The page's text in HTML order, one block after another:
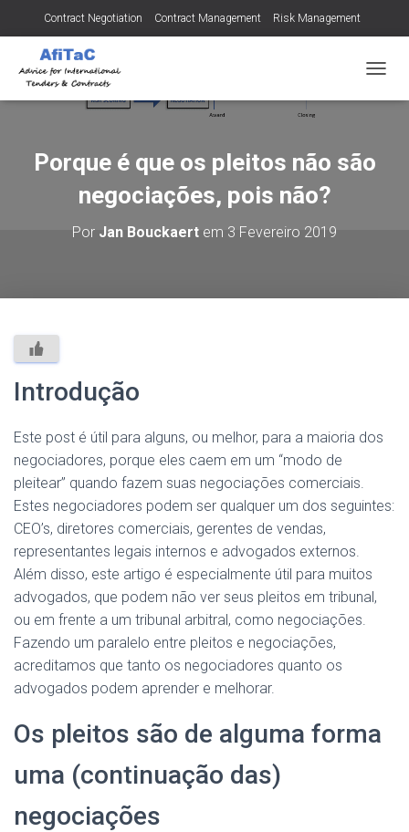
Contract Negotiation Contract Management Risk Management
Tendering for Contracts
L
Porque é que os pleitos não são
negociações, pois não?
Por Jan Bouckaert em 3 Fevereiro 2019
Introdução
Este post é útil para alguns, ou melhor, para a maioria dos
negociadores, porque eles caem em um “modo de
pleitear” quando fazem suas negociações comerciais.
Estes negociadores podem ser qualquer um dos seguintes:
CEO’s, diretores comerciais, gerentes de vendas,
representantes legais internos e advogados externos.
Além disso, este artigo é especialmente útil para muitos
advogados, que podem não ver seus pleitos em tribunal,
ou em frente a um tribunal arbitral, como negociações.
Fazendo um paralelo entre pleitos e negociações,
acreditamos que tanto os negociadores quanto os
advogados podem aprender e melhorar.
Os pleitos são de alguma forma
uma (continuação das)
negociações